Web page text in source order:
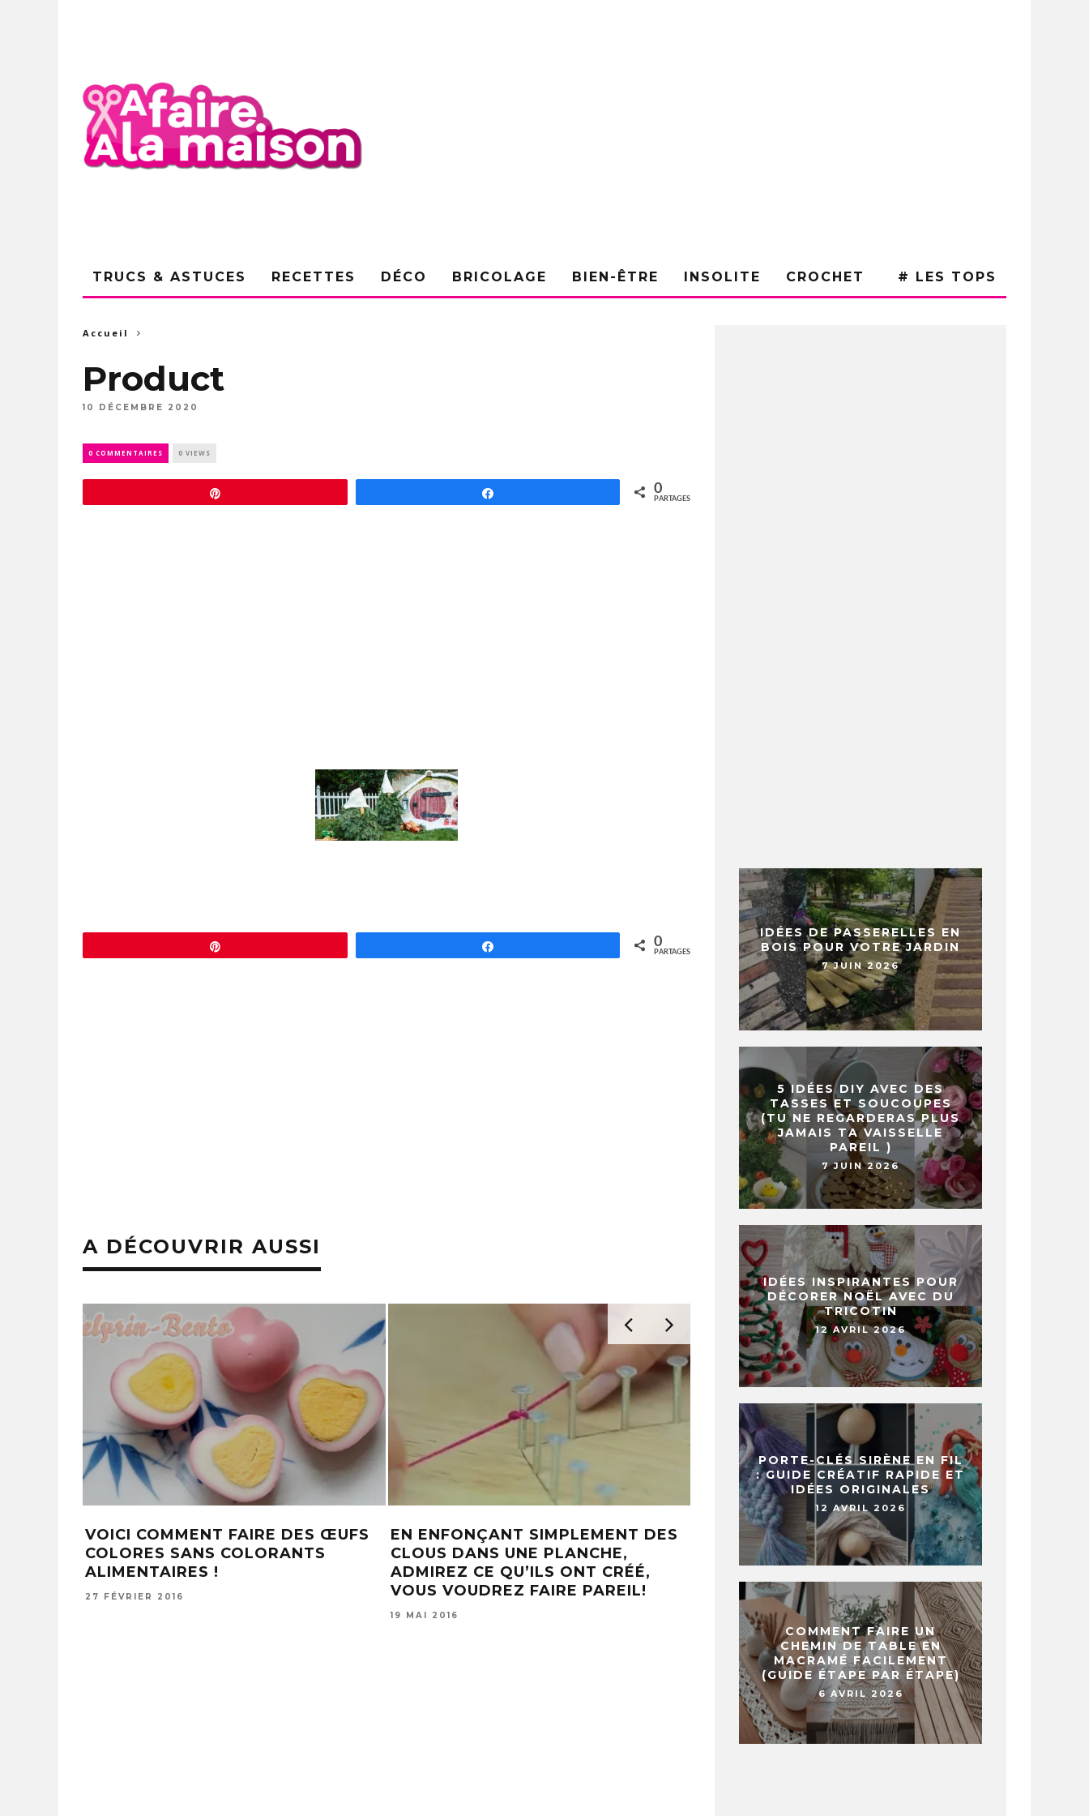
TRUCS & ASTUCES RECETTES DÉCO BRICOLAGE BIEN-ÊTRE INSOLITE CROCHET # LES TOPS
Accueil
Product
10 DÉCEMBRE 2020
0 COMMENTAIRES 0 VIEWS
0
PARTAGES
0
PARTAGES
A DÉCOUVRIR AUSSI
VOICI COMMENT FAIRE DES ŒUFS
COLORES SANS COLORANTS
ALIMENTAIRES !
27 FÉVRIER 2016
EN ENFONÇANT SIMPLEMENT DES
CLOUS DANS UNE PLANCHE,
ADMIREZ CE QU’ILS ONT CRÉÉ,
VOUS VOUDREZ FAIRE PAREIL!
19 MAI 2016
LES DÉGUISEMENTS DES POULETS
EN TUTU ENVAHISSENT INTERNET
1 AOÛT 2021
IDÉES DE PASSERELLES EN
BOIS POUR VOTRE JARDIN
7 JUIN 2026
5 IDÉES DIY AVEC DES
TASSES ET SOUCOUPES
(TU NE REGARDERAS PLUS
JAMAIS TA VAISSELLE
PAREIL )
7 JUIN 2026
IDÉES INSPIRANTES POUR
DÉCORER NOËL AVEC DU
TRICOTIN
12 AVRIL 2026
PORTE-CLÉS SIRÈNE EN FIL
: GUIDE CRÉATIF RAPIDE ET
IDÉES ORIGINALES
12 AVRIL 2026
COMMENT FAIRE UN
CHEMIN DE TABLE EN
MACRAMÉ FACILEMENT
(GUIDE ÉTAPE PAR ÉTAPE)
6 AVRIL 2026